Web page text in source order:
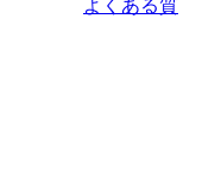
よくある質